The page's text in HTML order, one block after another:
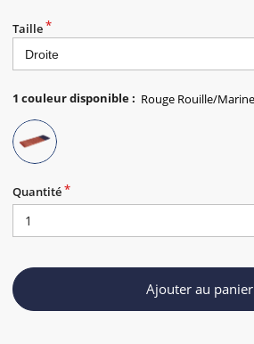
Taille
1 couleur disponible:
Quantité
Ajouter au panier